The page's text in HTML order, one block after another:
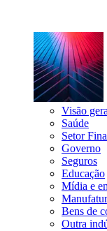
Visão
Saúde
Setor
Governo
Seguros
Educação
Mídia e
Bens de
Outra